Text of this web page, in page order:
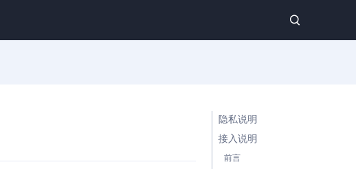
隐私说明
接入说明
前言